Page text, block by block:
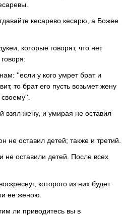
кесарево кесарю, а Божее
которые говорят, что нет
''если у кого умрет брат и
то брат его пусть возьмет жену
взял жену, и умирая не оставил
не оставил детей; также и третий.
не оставили детей. После всех
которого из них будет
ее женою.
ли приводитесь вы в